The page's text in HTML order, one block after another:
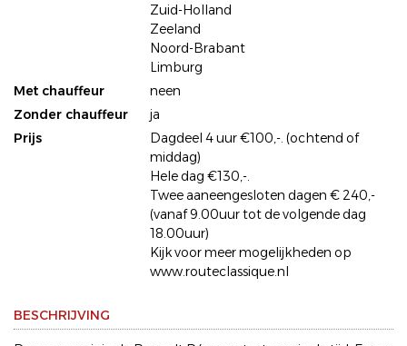
Zuid-Holland
Zeeland
Noord-Brabant
Limburg
Met chauffeur
neen
Zonder chauffeur
ja
Prijs
Dagdeel 4 uur €100,-. (ochtend of
middag)
Hele dag €130,-.
Twee aaneengesloten dagen € 240,-
(vanaf 9.00uur tot de volgende dag
18.00uur)
Kijk voor meer mogelijkheden op
www.routeclassique.nl
BESCHRIJVING